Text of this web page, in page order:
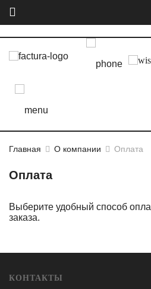
Главная О компании Оплата
Оплата
Выберите удобный способ
заказа.
КОНТАКТЫ